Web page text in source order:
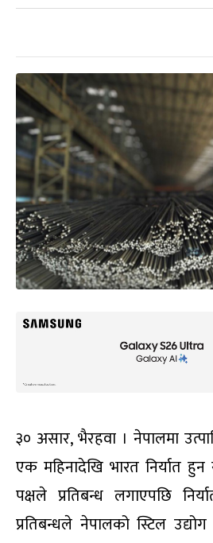
३० असार, भैरहवा । नेपालमा
एक महिनादेखि भारत निर्यात
पक्षले प्रतिबन्ध लगाएपछि
प्रतिबन्धले नेपालको स्टिल